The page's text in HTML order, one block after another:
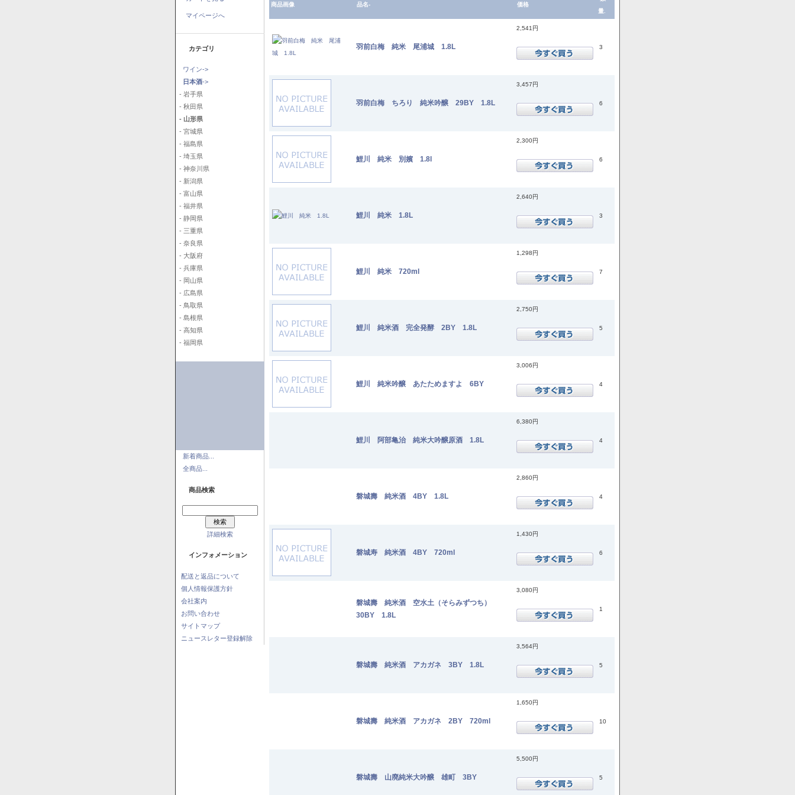
マイページへ
カテゴリ
ワイン->
日本酒->
- 岩手県
- 秋田県
- 山形県
- 宮城県
- 福島県
- 埼玉県
- 神奈川県
- 新潟県
- 富山県
- 福井県
- 静岡県
- 三重県
- 奈良県
- 大阪府
- 兵庫県
- 岡山県
- 広島県
- 鳥取県
- 島根県
- 高知県
- 福岡県
新着商品...
全商品...
商品検索
詳細検索
インフォメーション
配送と返品について
個人情報保護方針
会社案内
お問い合わせ
サイトマップ
ニュースレター登録解除
商品画像 品名- 価格
量.
羽前白梅 純米 尾浦城 1.8L
2,541円
3
羽前白梅 ちろり 純米吟醸 29BY 1.8L
3,457円
6
鯉川 純米 別嬪 1.8l
2,300円
6
鯉川 純米 1.8L
2,640円
3
鯉川 純米 720ml
1,298円
7
鯉川 純米酒 完全発酵 2BY 1.8L
2,750円
5
鯉川 純米吟醸 あたためますよ 6BY
3,006円
4
鯉川 阿部亀治 純米大吟醸原酒 1.8L
6,380円
4
磐城壽 純米酒 4BY 1.8L
2,860円
4
磐城寿 純米酒 4BY 720ml
1,430円
6
磐城壽 純米酒 空水土（そらみずつち）
30BY 1.8L
3,080円
1
磐城壽 純米酒 アカガネ 3BY 1.8L
3,564円
5
磐城壽 純米酒 アカガネ 2BY 720ml
1,650円
10
磐城壽 山廃純米大吟醸 雄町 3BY
5,500円
5